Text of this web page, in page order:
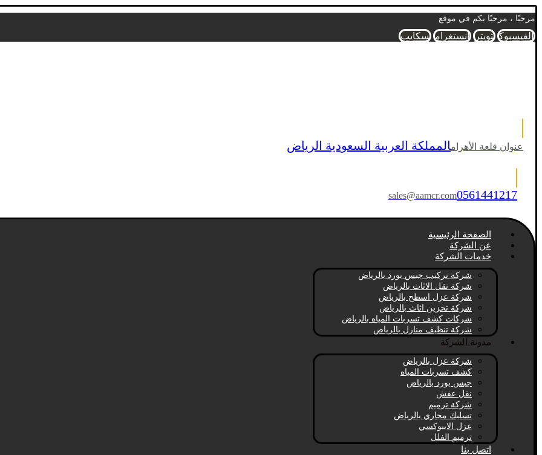
مرحبًا ، مرحبًا بكم في موقع
الفيسبوك تويتر انستغرام سكايب
عنوان قلعة الأهرامالمملكة العربية السعودية الرياض
sales@aamcr.com0561441217
الصفحة الرئيسية
عن الشركة
خدمات الشركة
شركة تركيب جبس بورد بالرياض
شركة نقل الاثاث بالرياض
شركة عزل اسطح بالرياض
شركة تخزين اثاث بالرياض
شركات كشف تسربات المياه بالرياض
شركة تنظيف منازل بالرياض
مدونة الشركة
شركة عزل بالرياض
كشف تسربات المياه
جبس بورد بالرياض
نقل عفش
شركة ترميم
تسليك مجاري بالرياض
عزل الايبوكسي
ترميم الفلل
اتصل بنا